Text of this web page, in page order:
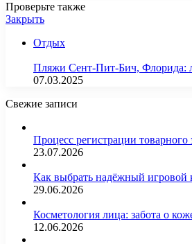
Проверьте также
Закрыть
Отдых
Пляжи Сент-Пит-Бич, Флорида:
07.03.2025
Свежие записи
Процесс регистрации
23.07.2026
Как выбрать надёжный игровой
29.06.2026
Косметология лица: забота о
12.06.2026